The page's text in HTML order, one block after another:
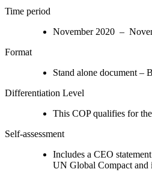
Time period
November 2020 –
Format
Stand alone document –
Differentiation Level
This COP qualifies for
Self-assessment
Includes a CEO
UN Global Compact and